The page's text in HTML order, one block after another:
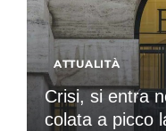
ATTUALITÀ
Crisi, si entra
colata a picco